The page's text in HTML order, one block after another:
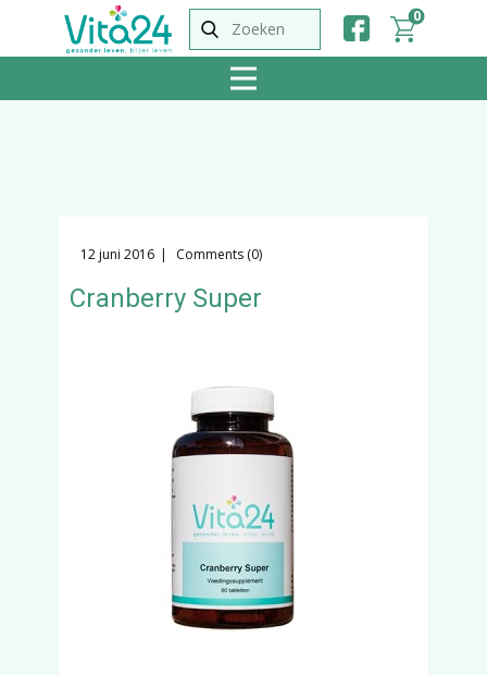
0
12 juni 2016 Comments (0)
Cranberry Super